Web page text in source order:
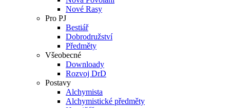
Nové Rasy
Pro PJ
Bestiář
Dobrodružství
Předměty
Všeobecné
Downloady
Rozvoj DrD
Postavy
Alchymista
Alchymistické předměty